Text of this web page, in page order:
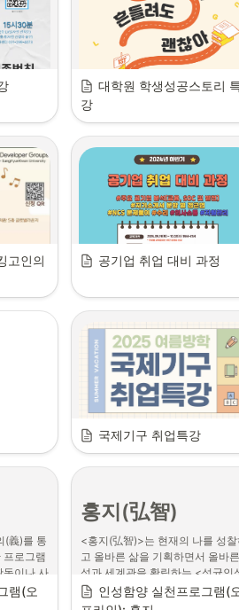
대학원 학생성공스토리
강
고인의
공기업 취업 대비 과정
국제기구 취업특강
(義)를 통
프로그램
동이나 사
하며 참
입니다.
램(오
홍지(弘智)
<홍지(弘智)>는 현재의 나를 성
고 올바른 삶을 기획하면서 올바
성과 세계관을 확립하는 <성균인
교육센터>의 인성 함양 실천 프로
램입니다. 퇴계의 ⟪자성록(自省綠)⟫
인성함양 실천프로그램(